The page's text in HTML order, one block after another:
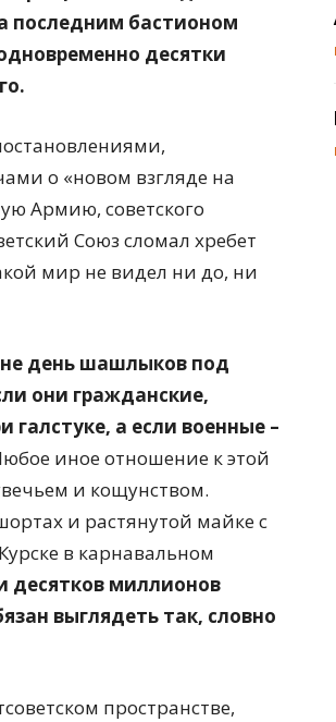
последним бастионом
десятки
о «новом взгляде на
Армию, советского
Союз сломал хребет
мир не видел ни до, ни
день шашлыков под
они гражданские,
галстуке, а если военные –
иное отношение к этой
и кощунством.
и растянутой майке с
в карнавальном
десятков миллионов
выглядеть так, словно
пространстве,